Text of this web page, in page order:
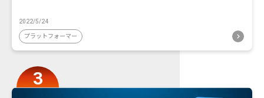
2022/5/24
プラットフォーマー